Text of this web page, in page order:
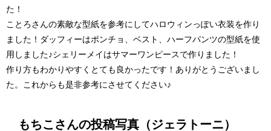
た！
ことろさんの素敵な型紙を参考にしてハロウィンっぽい衣装を作り
ました！ダッフィーはポンチョ、ベスト、ハーフパンツの型紙を使
用しました♪シェリーメイはサマーワンピースで作りました！
作り方もわかりやすくとても良かったです！ありがとうございまし
た。これからも是非参考にさせてください♪
もちこさんの投稿写真（ジェラトーニ）